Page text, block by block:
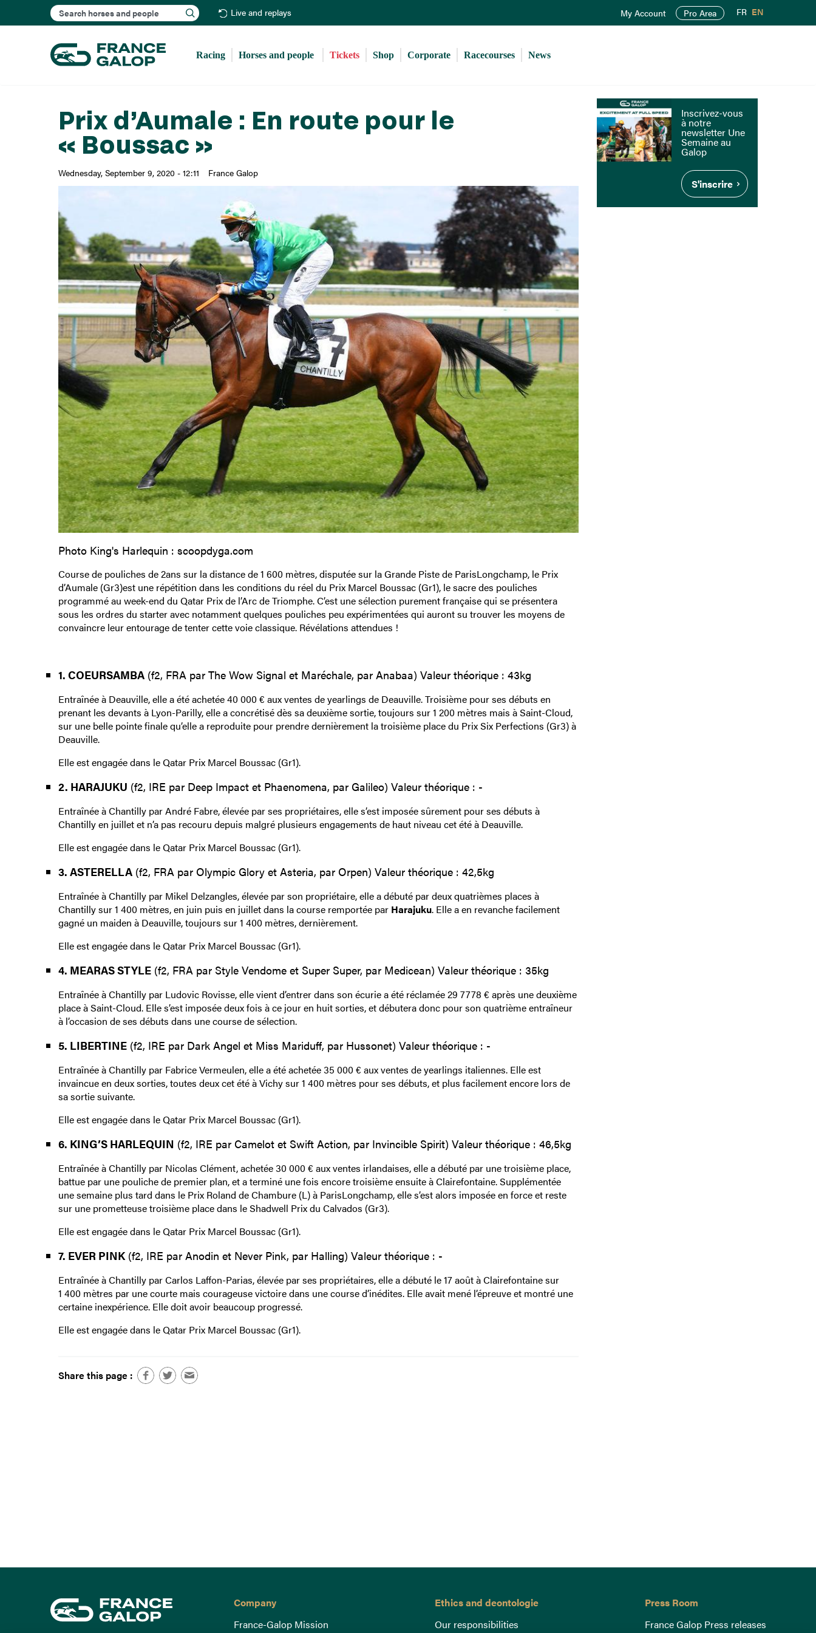
to
content
Search Live and replays My Account Pro Area FR EN
Racing Horses and people Tickets Shop Corporate Racecourses News
Prix d’Aumale : En route pour le
« Boussac »
Wednesday, September 9, 2020 - 12:11 France Galop
Photo King's Harlequin : scoopdyga.com
Course de pouliches de 2ans sur la distance de 1 600 mètres, disputée sur la Grande Piste de ParisLongchamp, le Prix
d’Aumale (Gr3)est une répétition dans les conditions du réel du Prix Marcel Boussac (Gr1), le sacre des pouliches
programmé au week-end du Qatar Prix de l’Arc de Triomphe. C’est une sélection purement française qui se présentera
sous les ordres du starter avec notamment quelques pouliches peu expérimentées qui auront su trouver les moyens de
convaincre leur entourage de tenter cette voie classique. Révélations attendues !
1. COEURSAMBA(f2, FRA par The Wow Signal et Maréchale, par Anabaa) Valeur théorique : 43kg
Entraînée à Deauville, elle a été achetée 40 000 € aux ventes de yearlings de Deauville. Troisième pour ses débuts en
prenant les devants à Lyon-Parilly, elle a concrétisé dès sa deuxième sortie, toujours sur 1 200 mètres mais à Saint-Cloud,
sur une belle pointe finale qu’elle a reproduite pour prendre dernièrement la troisième place du Prix Six Perfections (Gr3) à
Deauville.
Elle est engagée dans le Qatar Prix Marcel Boussac (Gr1).
2. HARAJUKU (f2, IRE par Deep Impact et Phaenomena, par Galileo) Valeur théorique : -
Entraînée à Chantilly par André Fabre, élevée par ses propriétaires, elle s’est imposée sûrement pour ses débuts à
Chantilly en juillet et n’a pas recouru depuis malgré plusieurs engagements de haut niveau cet été à Deauville.
Elle est engagée dans le Qatar Prix Marcel Boussac (Gr1).
3. ASTERELLA(f2, FRA par Olympic Glory et Asteria, par Orpen) Valeur théorique : 42,5kg
Entraînée à Chantilly par Mikel Delzangles, élevée par son propriétaire, elle a débuté par deux quatrièmes places à
Chantilly sur 1 400 mètres, en juin puis en juillet dans la course remportée par Harajuku. Elle a en revanche facilement
gagné un maiden à Deauville, toujours sur 1 400 mètres, dernièrement.
Elle est engagée dans le Qatar Prix Marcel Boussac (Gr1).
4. MEARAS STYLE(f2, FRA par Style Vendome et Super Super, par Medicean) Valeur théorique : 35kg
Entraînée à Chantilly par Ludovic Rovisse, elle vient d’entrer dans son écurie a été réclamée 29 7778 € après une deuxième
place à Saint-Cloud. Elle s’est imposée deux fois à ce jour en huit sorties, et débutera donc pour son quatrième entraîneur
à l’occasion de ses débuts dans une course de sélection.
5. LIBERTINE(f2, IRE par Dark Angel et Miss Mariduff, par Hussonet) Valeur théorique : -
Entraînée à Chantilly par Fabrice Vermeulen, elle a été achetée 35 000 € aux ventes de yearlings italiennes. Elle est
invaincue en deux sorties, toutes deux cet été à Vichy sur 1 400 mètres pour ses débuts, et plus facilement encore lors de
sa sortie suivante.
Elle est engagée dans le Qatar Prix Marcel Boussac (Gr1).
6. KING’S HARLEQUIN (f2, IRE par Camelot et Swift Action, par Invincible Spirit) Valeur théorique : 46,5kg
Entraînée à Chantilly par Nicolas Clément, achetée 30 000 € aux ventes irlandaises, elle a débuté par une troisième place,
battue par une pouliche de premier plan, et a terminé une fois encore troisième ensuite à Clairefontaine. Supplémentée
une semaine plus tard dans le Prix Roland de Chambure (L) à ParisLongchamp, elle s’est alors imposée en force et reste
sur une prometteuse troisième place dans le Shadwell Prix du Calvados (Gr3).
Elle est engagée dans le Qatar Prix Marcel Boussac (Gr1).
7. EVER PINK(f2, IRE par Anodin et Never Pink, par Halling) Valeur théorique : -
Entraînée à Chantilly par Carlos Laffon-Parias, élevée par ses propriétaires, elle a débuté le 17 août à Clairefontaine sur
1 400 mètres par une courte mais courageuse victoire dans une course d’inédites. Elle avait mené l’épreuve et montré une
certaine inexpérience. Elle doit avoir beaucoup progressé.
Elle est engagée dans le Qatar Prix Marcel Boussac (Gr1).
Share this page :
Inscrivez-vous
à notre
newsletter Une
Semaine au
Galop
S'inscrire
Company
France-Galop Mission
Ethics and deontologie
Our responsibilities
Press Room
France Galop Press releases